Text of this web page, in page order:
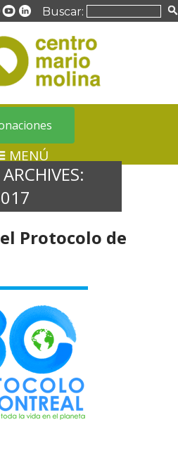
Buscar:
MENÚ
Protocolo de